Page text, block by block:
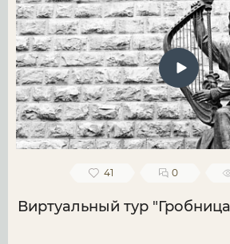
41 0
Виртуальный тур